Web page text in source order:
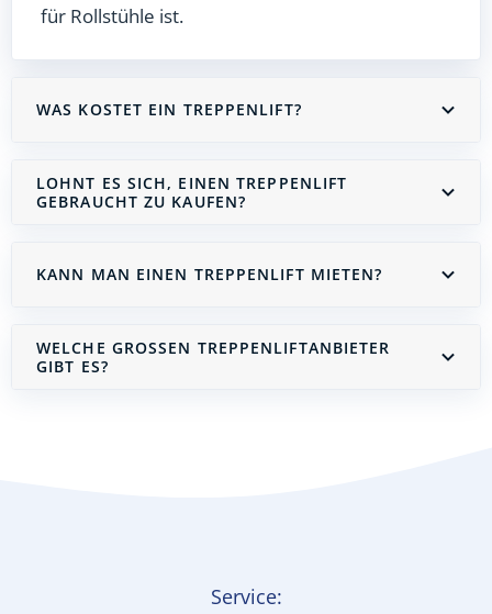
für Rollstühle ist.
WAS KOSTET EIN TREPPENLIFT?
LOHNT ES SICH, EINEN TREPPENLIFT
GEBRAUCHT ZU KAUFEN?
KANN MAN EINEN TREPPENLIFT MIETEN?
WELCHE GROSSEN TREPPENLIFTANBIETER G
IBT ES?
Service: